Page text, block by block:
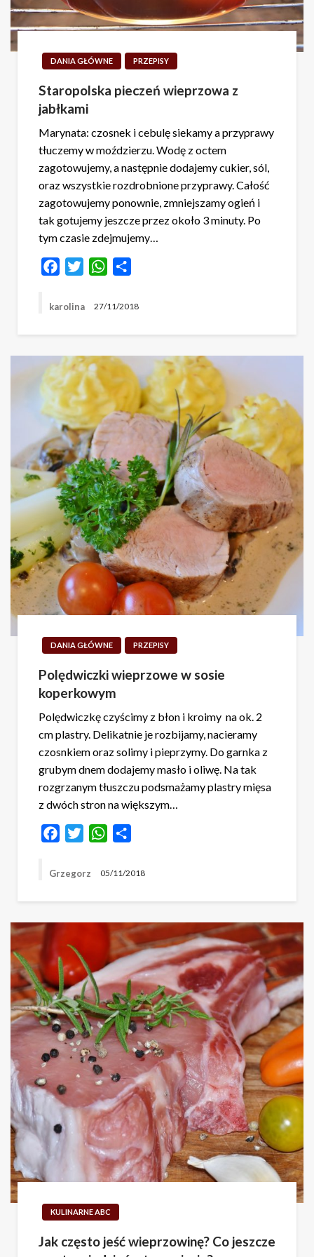
DANIA GŁÓWNE PRZEPISY
Staropolska pieczeń wieprzowa z
jabłkami
Marynata: czosnek i cebulę siekamy a przyprawy
tłuczemy w moździerzu. Wodę z octem
zagotowujemy, a następnie dodajemy cukier, sól,
oraz wszystkie rozdrobnione przyprawy. Całość
zagotowujemy ponownie, zmniejszamy ogień i
tak gotujemy jeszcze przez około 3 minuty. Po
tym czasie zdejmujemy…
FacebookTwitterWhatsApp
karolina 27/11/2018
DANIA GŁÓWNE PRZEPISY
Polędwiczki wieprzowe w sosie
koperkowym
Polędwiczkę czyścimy z błon i kroimy na ok. 2
cm plastry. Delikatnie je rozbijamy, nacieramy
czosnkiem oraz solimy i pieprzymy. Do garnka z
grubym dnem dodajemy masło i oliwę. Na tak
rozgrzanym tłuszczu podsmażamy plastry mięsa
z dwóch stron na większym…
FacebookTwitterWhatsApp
Grzegorz 05/11/2018
KULINARNE ABC
Jak często jeść wieprzowinę? Co jeszcze